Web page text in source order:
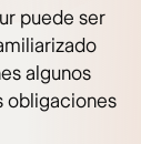
puede ser
algunos
obligaciones